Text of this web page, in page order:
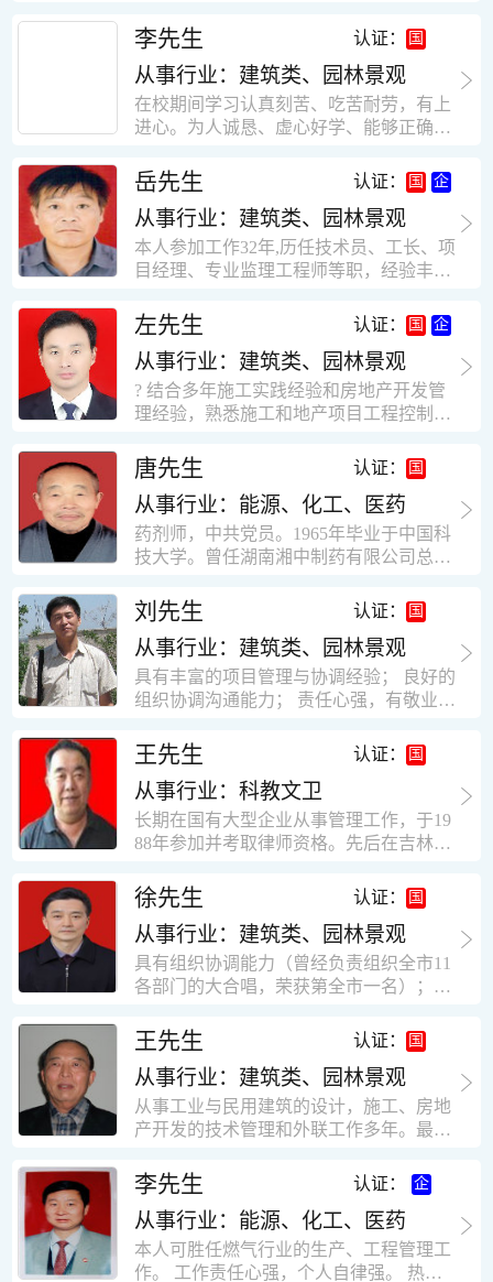
李先生 认证：
从事行业：建筑类、园林景观
在校期间学习认真刻苦、吃苦耐劳，有上
进心。为人诚恳、虚心好学、能够正确对
思想积极上进，接受能力和独立能力强，
有很强的团队精神和集体荣誉感。做事认
真负责，有很强的责任心。秉承山大扎
实、厚重的学风。为人正直、诚信、稳
重。有强烈的上进心、事业心。有很强的
工作学习认真踏实，能够吃苦耐劳，责任
心强。 性格外向、开朗，有良好的人
际关系和一定的组织能力。做事认真负
责、积极肯干。我有信心在今后的工作岗
位上发挥自己的才能!积极的人生观，在我
的字典中没有“放弃”，始终坚信只要努力
快掌握一种新事物的能力。我的格言：也
许我不是最好的，但我会做得更好。知识
面广泛，头脑灵活，思维开阔敏捷，极富
创新精神。
岳先生 认证：
从事行业：建筑类、园林景观
本人参加工作32年,历任技术员、工长、项
目经理、专业监理工程师等职，经验丰
计，工程经济技术分析，能适应建筑行业
各种岗位，组织协调能力强，技术全面，
适用工地管理． 本人1978年高中毕业，同
年参加工作，至今已在建筑行业工作了30
年。从1978年进入本县建筑公司学徒开始
目经理、专业监理工程师等职。 管理过许
多各种结构的工业及民用建筑。1984年至
1986年就职于新疆乌鲁木齐铁路局劳动服
务公司建筑三工区任技术员。参于管理的
项目有：职工居乐部游艺楼，4000平方，
砖混结构。职工电教楼，8000平方，框架
方。1987至1981988年爱聘于郑州市荥阳
第二建筑公司，任郑州市天然气公司基地
建设项目施工员。该项目有15层办公楼及
裙楼一栋8000平方。框架结构。住宅楼4
栋16000平方，6层砖混结构。1989年至19
术负责人，该项目为水泥生产线，该项目
有圆形连体熟料仓12，每个直径9米高41
米，砖混结构，皮带运输走廊一个，框架
结构长185米，高5.2米的框架结构。1991
年调入新乡市新营建筑公司历任：七里三
营乡刘庄火力发电厂项目经理，该项目有
平方装配式工业厂房，焦作市林果住宅小
区项目经理，该项目有住宅楼9栋6层砖混
结构，总建筑面积36000平方米。2004年
限公司专业监理工程师，广东重工监理有
限公司任专业监理工程师，监督的工程
有：广东东莞市花润雪花啤酒厂二期扩建
工程，该工程有钢结构工业厂房2栋，每
栋9000平方米。东莞市新世纪花苑，该工
场；一栋17层。2栋总面积32000平方米，
框架结构。南奥园金州商业步行街等工
程。30年的工作经验积累，使自己能适应
建筑行业的多种工作岗位。
左先生 认证：
从事行业：建筑类、园林景观
? 结合多年施工实践经验和房地产开发管
理经验，熟悉施工和地产项目工程控制要
意识，丰富的经营理念和管理手段，能独
立处理各种工程技术问题；具有较强的沟
通协调能力和组织管理能力； ? 近十多年
的房地产方面工作经验，现任职江苏雨润
农产品集团南昌公司副总经理兼工程总工
识，能够合理高效的做好企业内部管理和
人员结构调整；具有大型工程及房地产公
司管理经验，以及公关的能力和商务谈判
能力。 ? 自认为是个有良好职业道德、有
责任心、有敬业精神，能承受巨大工作压
力的职业经理人！……
唐先生 认证：
从事行业：能源、化工、医药
药剂师，中共党员。1965年毕业于中国科
技大学。曾任湖南湘中制药有限公司总工
员、理事。高级工程师，执业药师，中国
药学会高级会员。享受国务院津贴专家。
丙戊酸镁缓释片及其制备工艺国家发明专
利人。
刘先生 认证：
从事行业：建筑类、园林景观
具有丰富的项目管理与协调经验； 良好的
组织协调沟通能力； 责任心强，有敬业创
闭路电视监控系统、防盗报警系统、门禁
一卡通系统、停车场管理系统、巡更系
统、远程抄表系统等相关系统主流产品，
有较强的售前技术支持能力，并具有较丰
富的设备调试经验； 能独立完成系统集成
建与扩充经验，并具备教育训练能力；
王先生 认证：
从事行业：科教文卫
长期在国有大型企业从事管理工作，于19
88年参加并考取律师资格。先后在吉林油
辽宁华夏律师事务所和辽宁鑫诺律师事务
所执业。王律师在数十年的执业经历中，
多次与美国、英国、香港、北京、深圳等
地的律师共同办理法律事务。 对民商事的
诉讼和非诉讼的合同纠纷、劳动纠纷、债
对刑事案件、仲裁案件都颇有造诣。尤其
擅长处理涉及公司管理、企业改制，资产
收购重组等法律业务。王律师有多篇学术
论文在省部级会议和刊物上发表。数十年
的执业经历中，王律师经办了数百起诉讼
和非诉讼案件，取得了较好的经济效益和
律师一贯的工作作风；法律第一和当事人
合法权益第一，忠诚和敬业是王福营律师
的永恒的追求。
徐先生 认证：
从事行业：建筑类、园林景观
具有组织协调能力（曾经负责组织全市11
各部门的大合唱，荣获第全市一名）；知
等领域）；实际工作能力强，且经验丰
富。
王先生 认证：
从事行业：建筑类、园林景观
从事工业与民用建筑的设计，施工、房地
产开发的技术管理和外联工作多年。最大
最高26层。基础理论和专业技术知识功底
深厚，能熟练从事复杂技术工程的设计与
计算工作，有丰富的大中型工程项目的施
工技术经验。知识广博，设计、施工、予
决算、资产评估等都有较深造诣。曾独立
李先生 认证：
从事行业：能源、化工、医药
本人可胜任燃气行业的生产、工程管理工
作。 工作责任心强，个人自律强。 热爱